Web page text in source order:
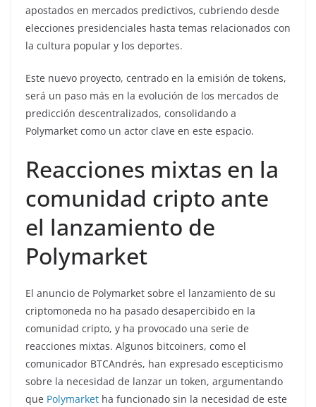
apostados en mercados predictivos, cubriendo desde
elecciones presidenciales hasta temas relacionados con
la cultura popular y los deportes.
Este nuevo proyecto, centrado en la emisión de tokens,
será un paso más en la evolución de los mercados de
predicción descentralizados, consolidando a
Polymarket como un actor clave en este espacio.
Reacciones mixtas en la
comunidad cripto ante
el lanzamiento de
Polymarket
El anuncio de Polymarket sobre el lanzamiento de su
criptomoneda no ha pasado desapercibido en la
comunidad cripto, y ha provocado una serie de
reacciones mixtas. Algunos bitcoiners, como el
comunicador BTCAndrés, han expresado escepticismo
sobre la necesidad de lanzar un token, argumentando
que Polymarket ha funcionado sin la necesidad de este